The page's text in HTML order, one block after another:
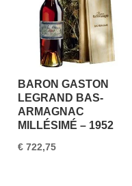
BARON GASTON
LEGRAND BAS-
ARMAGNAC
MILLÉSIMÉ – 1952
€ 722,75